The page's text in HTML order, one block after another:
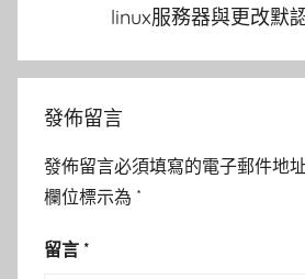
linux服務器與更改默
發佈留言
發佈留言必須填寫的電子郵件地
欄位標示為 *
留言 *